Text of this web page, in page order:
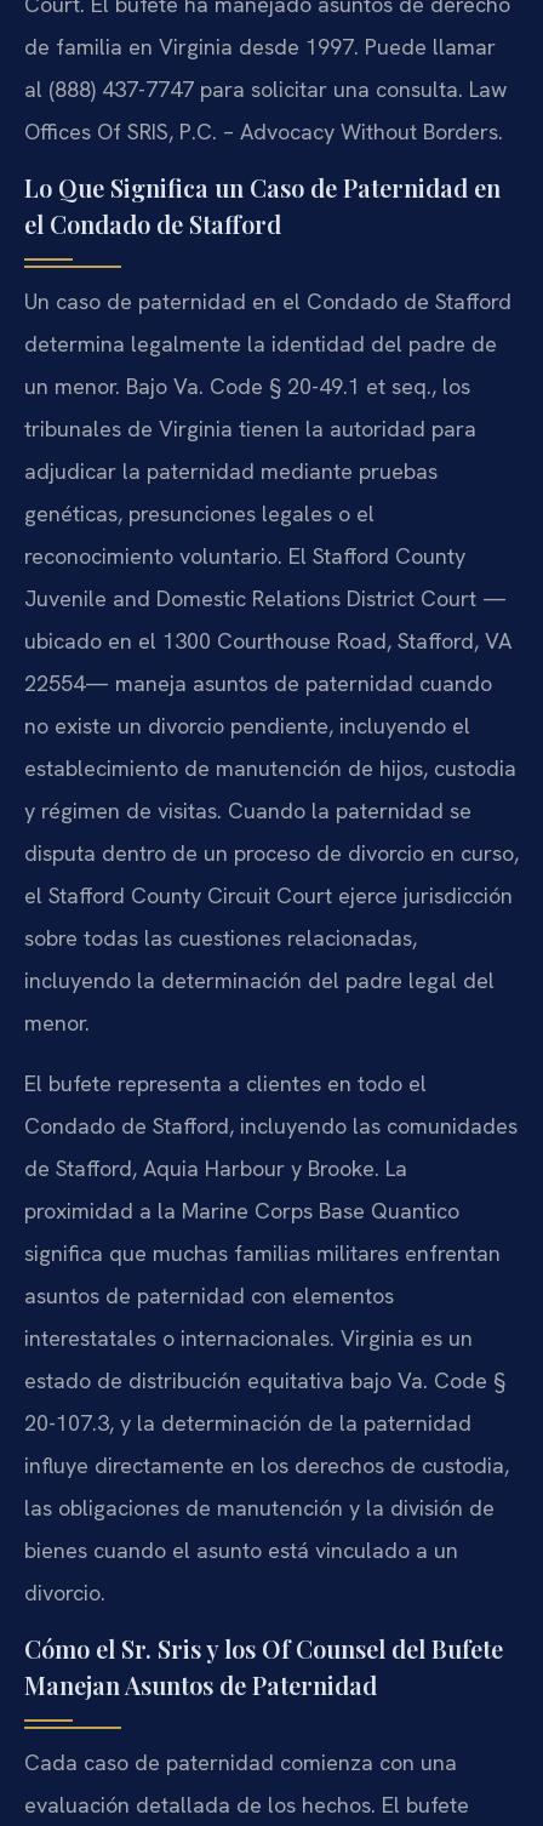
de familia en Virginia desde 1997. Puede llamar
al (888) 437-7747 para solicitar una consulta. Law
Offices Of SRIS, P.C. – Advocacy Without Borders.
Lo Que Significa un Caso de Paternidad en
el Condado de Stafford
Un caso de paternidad en el Condado de Stafford
determina legalmente la identidad del padre de
un menor. Bajo Va. Code § 20-49.1 et seq., los
tribunales de Virginia tienen la autoridad para
adjudicar la paternidad mediante pruebas
genéticas, presunciones legales o el
reconocimiento voluntario. El Stafford County
Juvenile and Domestic Relations District Court —
ubicado en el 1300 Courthouse Road, Stafford, VA
22554— maneja asuntos de paternidad cuando
no existe un divorcio pendiente, incluyendo el
establecimiento de manutención de hijos, custodia
y régimen de visitas. Cuando la paternidad se
disputa dentro de un proceso de divorcio en curso,
el Stafford County Circuit Court ejerce jurisdicción
sobre todas las cuestiones relacionadas,
incluyendo la determinación del padre legal del
menor.
El bufete representa a clientes en todo el
Condado de Stafford, incluyendo las comunidades
de Stafford, Aquia Harbour y Brooke. La
proximidad a la Marine Corps Base Quantico
significa que muchas familias militares enfrentan
asuntos de paternidad con elementos
interestatales o internacionales. Virginia es un
estado de distribución equitativa bajo Va. Code §
20-107.3, y la determinación de la paternidad
influye directamente en los derechos de custodia,
las obligaciones de manutención y la división de
bienes cuando el asunto está vinculado a un
divorcio.
Cómo el Sr. Sris y los Of Counsel del Bufete
Manejan Asuntos de Paternidad
Cada caso de paternidad comienza con una
evaluación detallada de los hechos. El bufete